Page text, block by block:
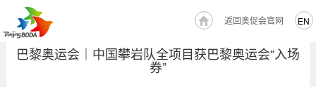
EN
返回奥促会官网
巴黎奥运会｜中国攀岩队全项目获巴黎奥运会“入场
券”